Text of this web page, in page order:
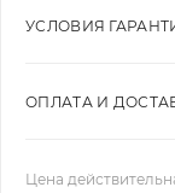
УСЛОВИЯ
ОПЛАТА И
Цена